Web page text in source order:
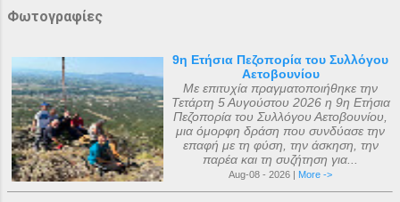
Φωτογραφίες
9η Ετήσια Πεζοπορία του Συλλόγου
Αετοβουνίου
Με επιτυχία πραγματοποιήθηκε την
Τετάρτη 5 Αυγούστου 2026 η 9η Ετήσια
Πεζοπορία του Συλλόγου Αετοβουνίου,
μια όμορφη δράση που συνδύασε την
επαφή με τη φύση, την άσκηση, την
παρέα και τη συζήτηση για...
Aug-08 - 2026 | More ->